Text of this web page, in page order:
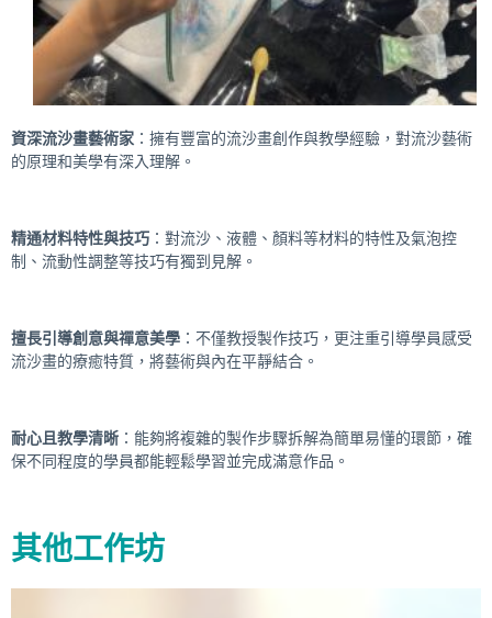
資深流沙畫藝術家 ：擁有豐富的流沙畫創作與教學經驗，對流沙藝術
的原理和美學有深入理解。
精通材料特性與技巧 ：對流沙、液體、顏料等材料的特性及氣泡控
制、流動性調整等技巧有獨到見解。
擅長引導創意與禪意美學 ：不僅教授製作技巧，更注重引導學員感受
流沙畫的療癒特質，將藝術與內在平靜結合。
耐心且教學清晰 ：能夠將複雜的製作步驟拆解為簡單易懂的環節，確
保不同程度的學員都能輕鬆學習並完成滿意作品。
其他工作坊